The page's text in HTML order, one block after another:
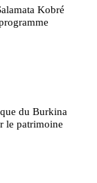
Kobré
du Burkina
le patrimoine